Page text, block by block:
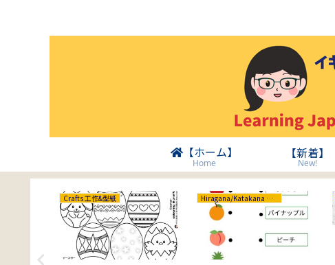
【ホーム】
Home
【新着】
New!
Crafts 工作&型紙 Hiragana/Katakana ひらがな/カタカナ